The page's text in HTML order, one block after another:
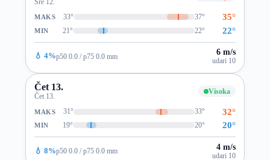
MAKS 33° 37° 35°
MIN 21° 22° 22°
💧 4%p50 0.0 / p75 0.0 mm 6 m/s
udari 10
Čet 13.
Čet 13.
Visoka
MAKS 31° 33° 32°
MIN 19° 20° 20°
💧 8%p50 0.0 / p75 0.0 mm 4 m/s
udari 10